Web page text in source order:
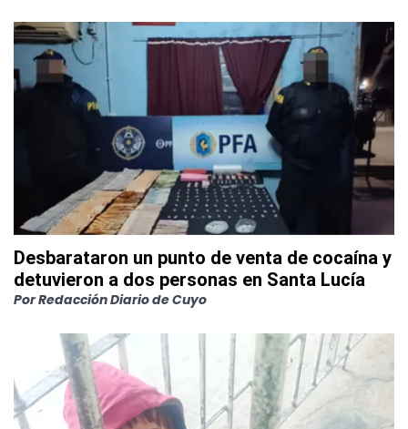
Desbarataron un punto de venta de cocaína y
detuvieron a dos personas en Santa Lucía
PorRedacción Diario de Cuyo